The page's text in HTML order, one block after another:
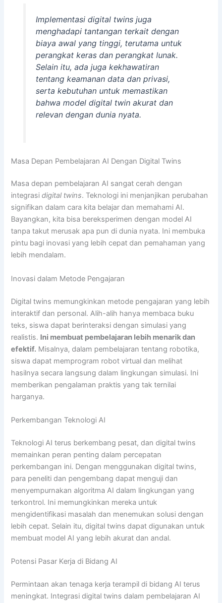
Implementasi digital twins juga
menghadapi tantangan terkait dengan
biaya awal yang tinggi, terutama untuk
perangkat keras dan perangkat lunak.
Selain itu, ada juga kekhawatiran
tentang keamanan data dan privasi,
serta kebutuhan untuk memastikan
bahwa model digital twin akurat dan
relevan dengan dunia nyata.
Masa Depan Pembelajaran AI Dengan Digital Twins
Masa depan pembelajaran AI sangat cerah dengan
integrasidigital twins. Teknologi ini menjanjikan perubahan
signifikan dalam cara kita belajar dan memahami AI.
Bayangkan, kita bisa bereksperimen dengan model AI
tanpa takut merusak apa pun di dunia nyata. Ini membuka
pintu bagi inovasi yang lebih cepat dan pemahaman yang
lebih mendalam.
Inovasi dalam Metode Pengajaran
Digital twins memungkinkan metode pengajaran yang lebih
interaktif dan personal. Alih-alih hanya membaca buku
teks, siswa dapat berinteraksi dengan simulasi yang
realistis. Ini membuat pembelajaran lebih menarik dan
efektif. Misalnya, dalam pembelajaran tentang robotika,
siswa dapat memprogram robot virtual dan melihat
hasilnya secara langsung dalam lingkungan simulasi. Ini
memberikan pengalaman praktis yang tak ternilai
harganya.
Perkembangan Teknologi AI
Teknologi AI terus berkembang pesat, dan digital twins
memainkan peran penting dalam percepatan
perkembangan ini. Dengan menggunakan digital twins,
para peneliti dan pengembang dapat menguji dan
menyempurnakan algoritma AI dalam lingkungan yang
terkontrol. Ini memungkinkan mereka untuk
mengidentifikasi masalah dan menemukan solusi dengan
lebih cepat. Selain itu, digital twins dapat digunakan untuk
membuat model AI yang lebih akurat dan andal.
Potensi Pasar Kerja di Bidang AI
Permintaan akan tenaga kerja terampil di bidang AI terus
meningkat. Integrasi digital twins dalam pembelajaran AI